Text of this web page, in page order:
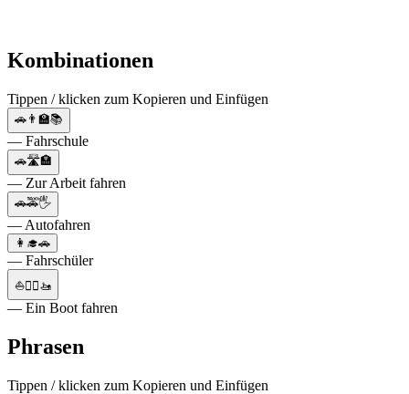
Kombinationen
Tippen / klicken zum Kopieren und Einfügen
🚗👨‍🏫📚
— Fahrschule
🚗🛣🏣
— Zur Arbeit fahren
🚗🚕🖐
— Autofahren
👩‍🎓🚗
— Fahrschüler
⛵🚣‍♀️🚤
— Ein Boot fahren
Phrasen
Tippen / klicken zum Kopieren und Einfügen